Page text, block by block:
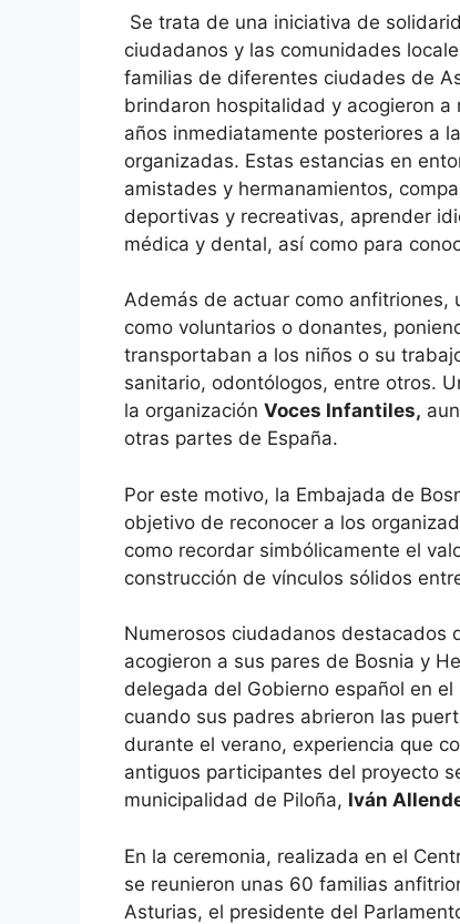
Se trata de una iniciativa de
ciudadanos y las comunidades
familias de diferentes ciudades de
brindaron hospitalidad y acogieron
años inmediatamente posteriores a
organizadas. Estas estancias en
amistades y hermanamientos,
deportivas y recreativas, aprender
médica y dental, así como para
Además de actuar como anfitriones,
como voluntarios o donantes,
transportaban a los niños o su
sanitario, odontólogos, entre otros.
la organización Voces Infantiles,
otras partes de España.
Por este motivo, la Embajada de
objetivo de reconocer a los
como recordar simbólicamente el
construcción de vínculos sólidos
Numerosos ciudadanos destacados
acogieron a sus pares de Bosnia y
delegada del Gobierno español en
cuando sus padres abrieron las
durante el verano, experiencia que
antiguos participantes del proyecto
municipalidad de Piloña, Iván
En la ceremonia, realizada en el
se reunieron unas 60 familias
Asturias, el presidente del